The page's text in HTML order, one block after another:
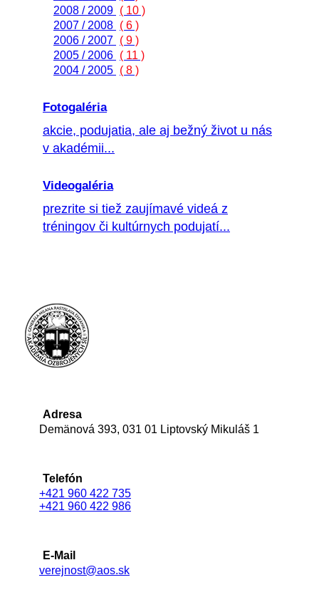
2008 / 2009 ( 10 )
2007 / 2008 ( 6 )
2006 / 2007 ( 9 )
2005 / 2006 ( 11 )
2004 / 2005 ( 8 )
Fotogaléria
akcie, podujatia, ale aj bežný život u nás
v akadémii...
Videogaléria
prezrite si tiež zaujímavé videá z
tréningov či kultúrnych podujatí...
Adresa
Demänová 393, 031 01 Liptovský Mikuláš 1
Telefón
+421 960 422 735
+421 960 422 986
E-Mail
verejnost@aos.sk